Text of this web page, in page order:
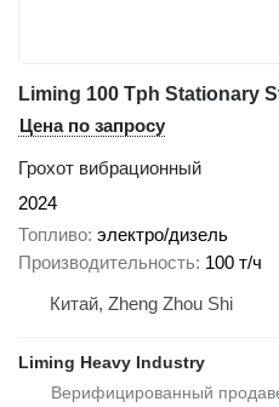
Цена по запросу
Грохот вибрационный
2024
Топливо электро/дизель
Производительность 100 т/ч
Китай, Zheng Zhou Shi
Liming Heavy Industry